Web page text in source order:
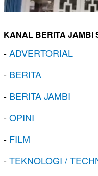
KANAL BERITA JAMBI
-ADVERTORIAL
- BERITA
- BERITA JAMBI
-OPINI
- FILM
-TEKNOLOGI /